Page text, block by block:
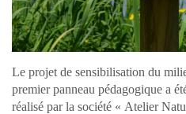
Le projet de sensibilisation du
premier panneau pédagogique a
réalisé par la société « Atelier